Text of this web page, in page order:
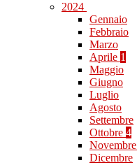
2024
Gennaio
Febbraio
Marzo
Aprile 1
Maggio
Giugno
Luglio
Agosto
Settembre
Ottobre 4
Novembre
Dicembre